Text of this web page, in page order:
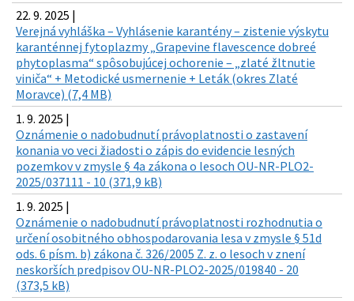
22. 9. 2025 |
Verejná vyhláška – Vyhlásenie karantény – zistenie výskytu
karanténnej fytoplazmy „Grapevine flavescence dobreé
phytoplasma“ spôsobujúcej ochorenie – „zlaté žltnutie
viniča“ + Metodické usmernenie + Leták (okres Zlaté
Moravce) (7,4 MB)
1. 9. 2025 |
Oznámenie o nadobudnutí právoplatnosti o zastavení
konania vo veci žiadosti o zápis do evidencie lesných
pozemkov v zmysle § 4a zákona o lesoch OU-NR-PLO2-
2025/037111 - 10 (371,9 kB)
1. 9. 2025 |
Oznámenie o nadobudnutí právoplatnosti rozhodnutia o
určení osobitného obhospodarovania lesa v zmysle § 51d
ods. 6 písm. b) zákona č. 326/2005 Z. z. o lesoch v znení
neskorších predpisov OU-NR-PLO2-2025/019840 - 20
(373,5 kB)